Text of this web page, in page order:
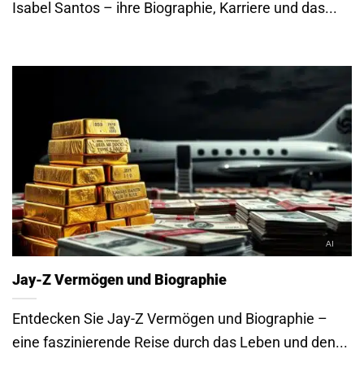
Isabel Santos – ihre Biographie, Karriere und das...
Jay-Z Vermögen und Biographie
Entdecken Sie Jay-Z Vermögen und Biographie –
eine faszinierende Reise durch das Leben und den...